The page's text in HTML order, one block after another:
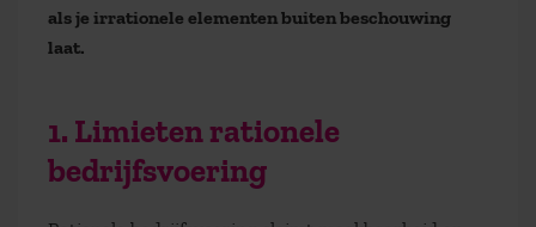
als je irrationele elementen buiten beschouwing
laat.
1. Limieten rationele
bedrijfsvoering